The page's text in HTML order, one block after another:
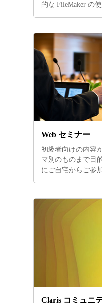
的な FileMaker の
Web セミナー
初級者向けの内容
マ別のものまで目
にご自宅からご参
Claris コミュニ